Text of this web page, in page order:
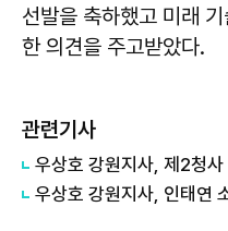
선발을 축하했고 미래
한 의견을 주고받았다.
관련기사